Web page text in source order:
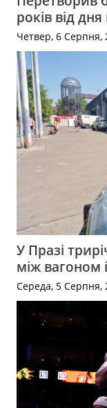
років від
Четвер, 6 Серпня,
У Празі
між
Середа, 5 Серпня,